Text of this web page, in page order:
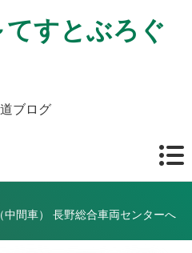
すとぶろぐ
ブログ
間車） 長野総合車両センターへ